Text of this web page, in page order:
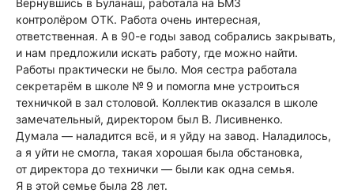
контролёром ОТК. Работа очень интересная,
ответственная. А в 90-е годы завод собрались закрывать,
и нам предложили искать работу, где можно найти.
Работы практически не было. Моя сестра работала
секретарём в школе № 9 и помогла мне устроиться
техничкой в зал столовой. Коллектив оказался в школе
замечательный, директором был В. Лисивненко.
Думала — наладится всё, и я уйду на завод. Наладилось,
а я уйти не смогла, такая хорошая была обстановка,
от директора до технички — были как одна семья.
Я в этой семье была 28 лет.